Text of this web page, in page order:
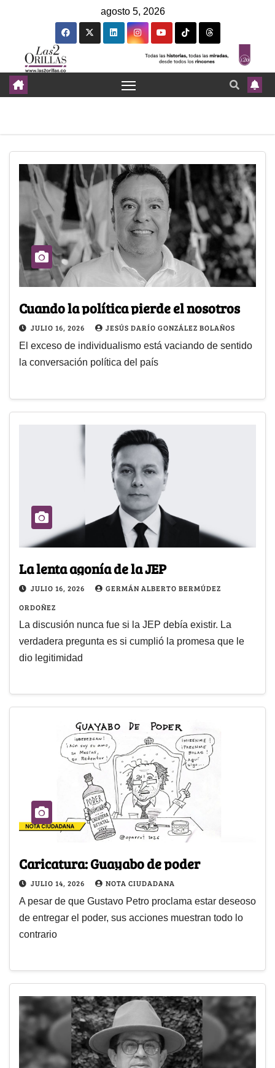
agosto 5, 2026
Cuando la política pierde el nosotros
JULIO 16, 2026 JESÚS DARÍO GONZÁLEZ BOLAÑOS
El exceso de individualismo está vaciando de sentido
la conversación política del país
La lenta agonía de la JEP
JULIO 16, 2026
GERMÁN ALBERTO BERMÚDEZ
ORDOÑEZ
La discusión nunca fue si la JEP debía existir. La
verdadera pregunta es si cumplió la promesa que le
dio legitimidad
Caricatura: Guayabo de poder
JULIO 14, 2026 NOTA CIUDADANA
A pesar de que Gustavo Petro proclama estar deseoso
de entregar el poder, sus acciones muestran todo lo
contrario